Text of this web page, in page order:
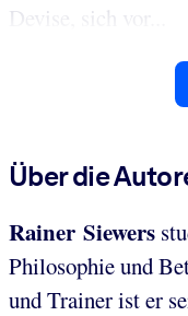
Devise, sich vor...
Über die
Rainer Siewers
Philosophie und
und Trainer ist er